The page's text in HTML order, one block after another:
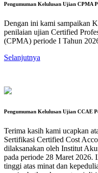
Pengumuman Kelulusan Ujian CPMA
Dengan ini kami sampaikan
penilaian ujian Certified
(CPMA) periode I Tahun
Selanjutnya
Pengumuman Kelulusan Ujian CCAE
Terima kasih kami ucapkan
Sertifikasi Certified Cost
dilaksanakan oleh Institut
pada periode 28 Maret 2026.
tinggi atas minat dan